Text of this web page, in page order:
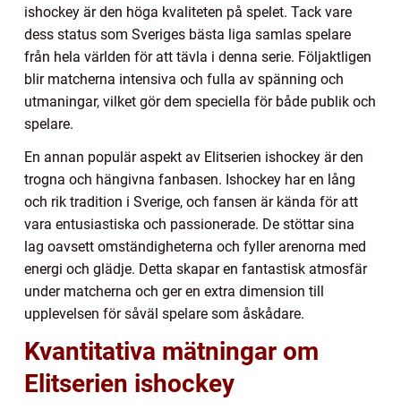
ishockey är den höga kvaliteten på spelet. Tack vare
dess status som Sveriges bästa liga samlas spelare
från hela världen för att tävla i denna serie. Följaktligen
blir matcherna intensiva och fulla av spänning och
utmaningar, vilket gör dem speciella för både publik och
spelare.
En annan populär aspekt av Elitserien ishockey är den
trogna och hängivna fanbasen. Ishockey har en lång
och rik tradition i Sverige, och fansen är kända för att
vara entusiastiska och passionerade. De stöttar sina
lag oavsett omständigheterna och fyller arenorna med
energi och glädje. Detta skapar en fantastisk atmosfär
under matcherna och ger en extra dimension till
upplevelsen för såväl spelare som åskådare.
Kvantitativa mätningar om
Elitserien ishockey